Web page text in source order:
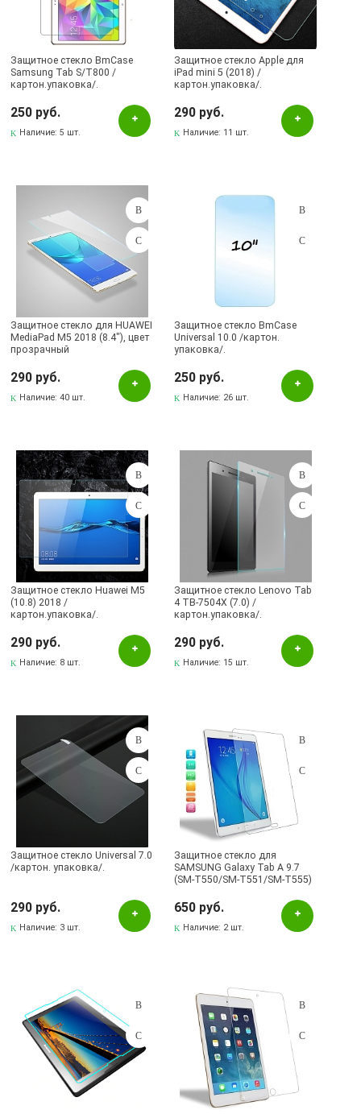
Защитное стекло BmCase
Samsung Tab S/T800 /
картон.упаковка/.
250 руб.
Наличие:5 шт.
Защитное стекло Apple для
iPad mini 5 (2018) /
картон.упаковка/.
290 руб.
Наличие: 11 шт.
Защитное стекло для HUAWEI
MediaPad M5 2018 (8.4"), цвет
прозрачный
290 руб.
Наличие:40 шт.
Защитное стекло BmCase
Universal 10.0 /картон.
упаковка/.
250 руб.
Наличие: 26 шт.
Защитное стекло Huawei M5
(10.8) 2018 /
картон.упаковка/.
290 руб.
Наличие: 8 шт.
Защитное стекло Lenovo Tab
4 TB-7504X (7.0) /
картон.упаковка/.
290 руб.
Наличие: 15 шт.
Защитное стекло Universal 7.0
/картон. упаковка/.
290 руб.
Наличие: 3 шт.
Защитное стекло для
SAMSUNG Galaxy Tab A 9.7
(SM-T550/SM-T551/SM-T555)
650 руб.
Наличие: 2 шт.